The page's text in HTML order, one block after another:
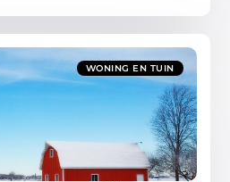
WONING EN TUIN